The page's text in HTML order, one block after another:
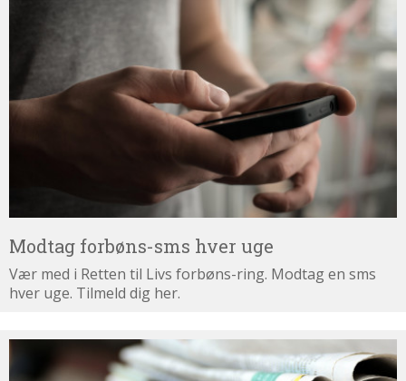
uge
Modtag forbøns-sms hver uge
Vær med i Retten til Livs forbøns-ring. Modtag en sms
hver uge. Tilmeld dig her.
Tilmeld
dig